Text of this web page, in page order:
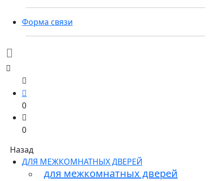
Форма связи
0
0
Назад
ДЛЯ МЕЖКОМНАТНЫХ ДВЕРЕЙ
для межкомнатных дверей